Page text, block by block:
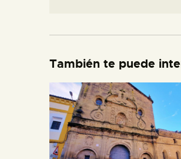
También te puede